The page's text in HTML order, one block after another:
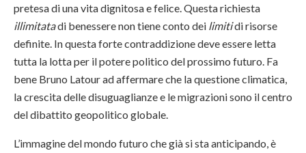
pretesa di una vita dignitosa e felice. Questa richiesta
illimitatadi benessere non tiene conto dei limitidi risorse
definite. In questa forte contraddizione deve essere letta
tutta la lotta per il potere politico del prossimo futuro. Fa
bene Bruno Latour ad affermare che la questione climatica,
la crescita delle disuguaglianze e le migrazioni sono il centro
del dibattito geopolitico globale.
L’immagine del mondo futuro che già si sta anticipando, è